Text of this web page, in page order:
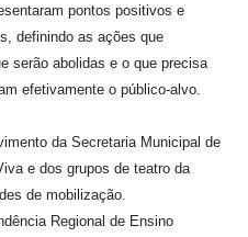
pontos positivos e
definindo as ações que
serão abolidas e o que precisa
efetivamente o público-alvo.
da Secretaria Municipal de
e dos grupos de teatro da
de mobilização.
Regional de Ensino